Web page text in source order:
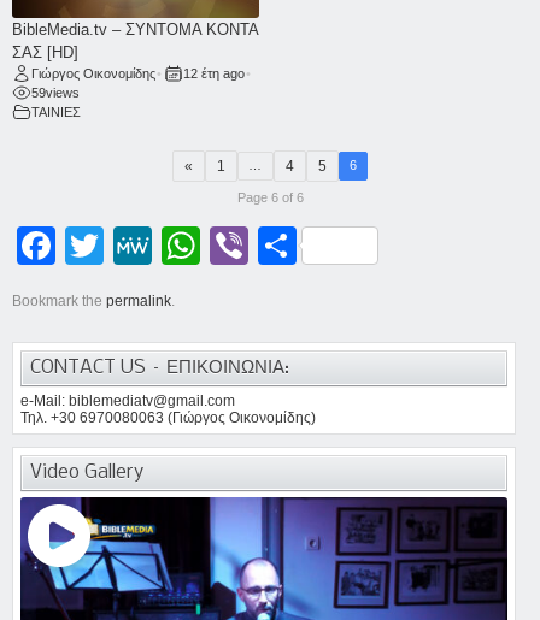
BibleMedia.tv – ΣΥΝΤΟΜΑ ΚΟΝΤΑ
ΣΑΣ [HD]
Γιώργος Οικονομίδης• 12 έτη ago•
59views
ΤΑΙΝΙΕΣ
« 1 4 5 6
Page 6 of 6
Facebook Twitter MeWe WhatsAppViber Μοιραστείτε
Bookmark the permalink.
CONTACT US – ΕΠΙΚΟΙΝΩΝΙΑ:
e-Mail: biblemediatv@gmail.com
Τηλ. +30 6970080063 (Γιώργος Οικονομίδης)
Video Gallery